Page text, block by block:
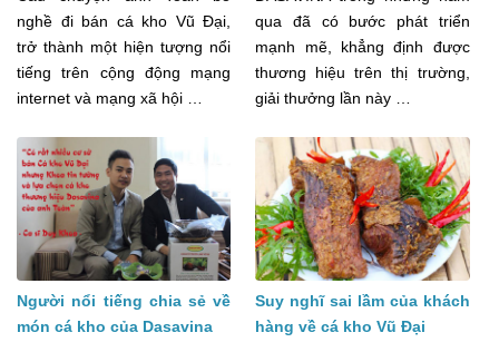
nghề đi bán cá kho Vũ Đại,
trở thành một hiện tượng nổi
tiếng trên cộng động mạng
internet và mạng xã hội …
qua đã có bước phát triển
mạnh mẽ, khẳng định được
thương hiệu trên thị trường,
giải thưởng lần này …
Người nổi tiếng chia sẻ về
món cá kho của Dasavina
Suy nghĩ sai lầm của khách
hàng về cá kho Vũ Đại